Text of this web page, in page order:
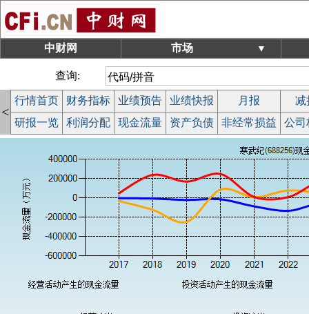
中财网 市场 ▼
查询:
<
行情首页 财务指标 业绩预告 业绩快报 月报
减
研报一览
利润分配 现金流量 资产负债 非经常损益 公司